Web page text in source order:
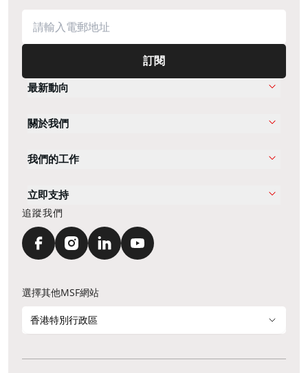
訂閱
最新動向
關於我們
我們的工作
立即支持
追蹤我們
選擇其他MSF網站
香港特別行政區